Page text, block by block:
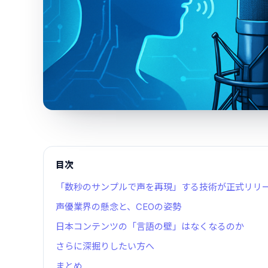
目次
「数秒のサンプルで声を再現」する技術が正式リリ
声優業界の懸念と、CEOの姿勢
日本コンテンツの「言語の壁」はなくなるのか
さらに深掘りしたい方へ